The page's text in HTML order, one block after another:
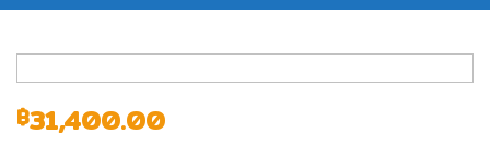
฿31,400.00